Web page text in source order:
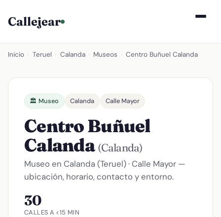
Callejear
Inicio Teruel Calanda Museos Centro Buñuel Calanda
🏛️ Museo Calanda Calle Mayor
Centro Buñuel
Calanda (Calanda)
Museo en Calanda (Teruel) · Calle Mayor —
ubicación, horario, contacto y entorno.
30
CALLES A <15 MIN